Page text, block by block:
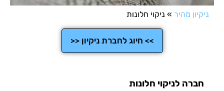
מהיר»ניקוי חלונות
>> חיוג לחברת ניקיון <<
לניקוי חלונות